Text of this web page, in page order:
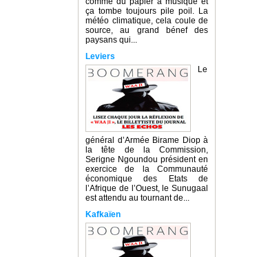
ça tombe toujours pile poil. La
météo climatique, cela coule de
source, au grand bénef des
paysans qui...
Leviers
Le
général d’Armée Birame Diop à
la tête de la Commission,
Serigne Ngoundou président en
exercice de la Communauté
économique des Etats de
l’Afrique de l’Ouest, le Sunugaal
est attendu au tournant de...
Kafkaïen